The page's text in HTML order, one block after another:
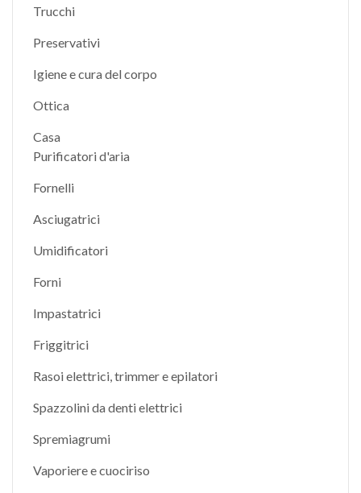
Trucchi
Preservativi
Igiene e cura del corpo
Ottica
Casa
Purificatori d'aria
Fornelli
Asciugatrici
Umidificatori
Forni
Impastatrici
Friggitrici
Rasoi elettrici, trimmer e epilatori
Spazzolini da denti elettrici
Spremiagrumi
Vaporiere e cuociriso